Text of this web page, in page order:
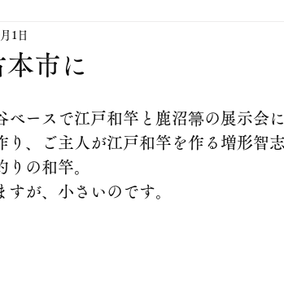
市に
1日
ースで江戸和竿と鹿沼箒の展示会に
、ご主人が江戸和竿を作る増形智志
の和竿。
が、小さいのです。